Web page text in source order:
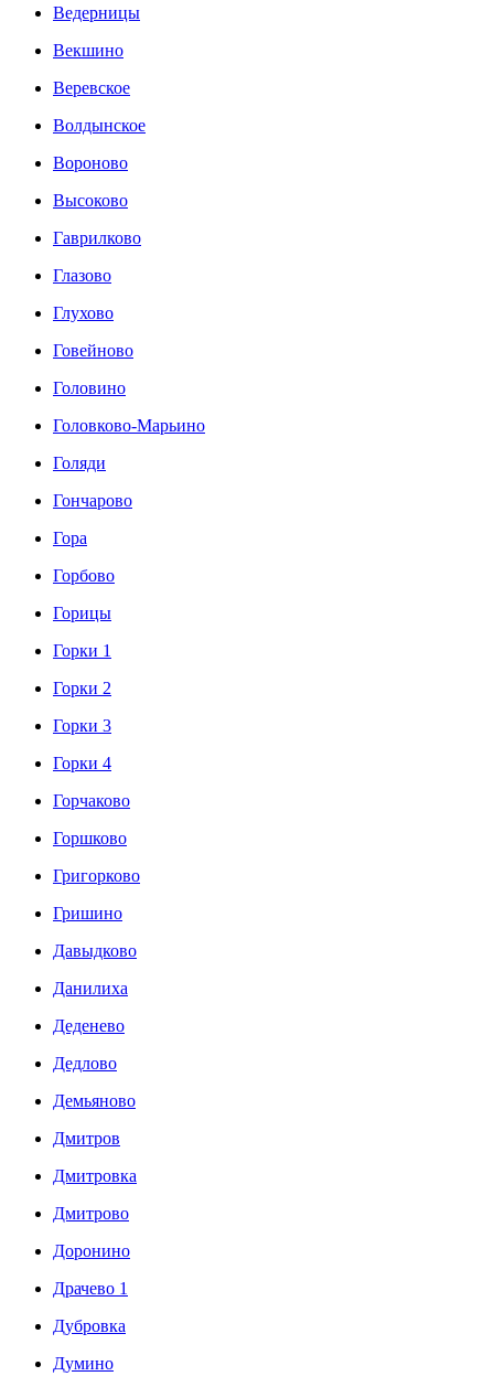
Ведерницы
Векшино
Веревское
Волдынское
Вороново
Высоково
Гаврилково
Глазово
Глухово
Говейново
Головино
Головково-Марьино
Голяди
Гончарово
Гора
Горбово
Горицы
Горки 1
Горки 2
Горки 3
Горки 4
Горчаково
Горшково
Григорково
Гришино
Давыдково
Данилиха
Деденево
Дедлово
Демьяново
Дмитров
Дмитровка
Дмитрово
Доронино
Драчево 1
Дубровка
Думино